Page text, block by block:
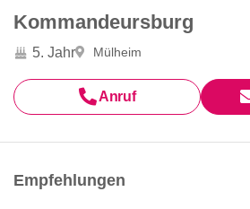
Kommandeursburg
5. Jahr Mülheim
Anruf
Empfehlungen